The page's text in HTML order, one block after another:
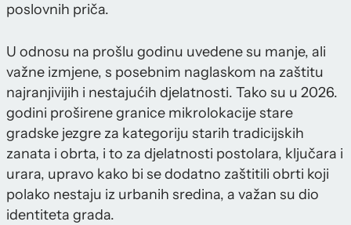
poslovnih priča.
U odnosu na prošlu godinu uvedene su manje, ali
važne izmjene, s posebnim naglaskom na zaštitu
najranjivijih i nestajućih djelatnosti. Tako su u 2026.
godini proširene granice mikrolokacije stare
gradske jezgre za kategoriju starih tradicijskih
zanata i obrta, i to za djelatnosti postolara, ključara i
urara, upravo kako bi se dodatno zaštitili obrti koji
polako nestaju iz urbanih sredina, a važan su dio
identiteta grada.